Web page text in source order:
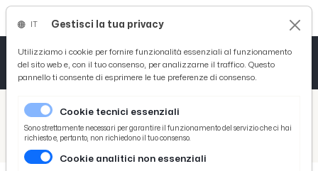
/ Picenotime
/ Motori
Fenati pensa ad Ascoli dopo la vittoria in Texas: “Venite a visitare nostro bellissimo territorio”
Gestisci la tua privacy
Utilizziamo i cookie per fornire funzionalità essenziali al funzionamento
del sito web e, con il tuo consenso, per analizzarne il traffico. Questo
pannello ti consente di esprimere le tue preferenze di consenso.
Cookie tecnici essenziali
Sono strettamente necessari per garantire il funzionamento del servizio che ci hai
richiesto e, pertanto, non richiedono il tuo consenso.
Cookie analitici non essenziali
Tutto News
Tutto Sport
Basket
Ciclismo
Tutto Curiosità